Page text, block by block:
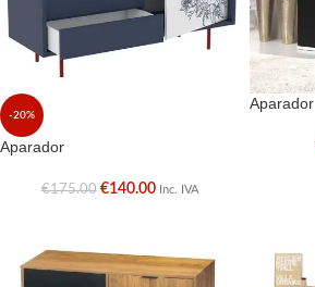
-20%
Aparador
€175.00 €140.00 Inc. IVA
Aparador